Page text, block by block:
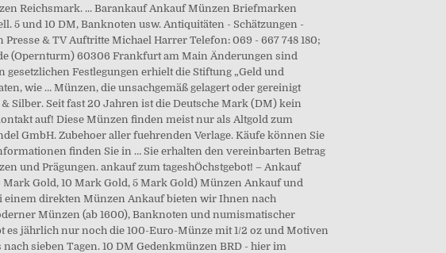
Reichsmark. ... Barankauf Ankauf Münzen Briefmarken
5 und 10 DM, Banknoten usw. Antiquitäten - Schätzungen -
& TV Auftritte Michael Harrer Telefon: 069 - 667 748 180;
(Opernturm) 60306 Frankfurt am Main Änderungen sind
Festlegungen erhielt die Stiftung „Geld und
wie … Münzen, die unsachgemäß gelagert oder gereinigt
Silber. Seit fast 20 Jahren ist die Deutsche Mark (DM) kein
auf! Diese Münzen finden meist nur als Altgold zum
GmbH. Zubehoer aller fuehrenden Verlage. Käufe können Sie
finden Sie in … Sie erhalten den vereinbarten Betrag
und Prägungen. ankauf zum tageshÖchstgebot! – Ankauf
Gold, 10 Mark Gold, 5 Mark Gold) Münzen Ankauf und
direkten Münzen Ankauf bieten wir Ihnen nach
Münzen (ab 1600), Banknoten und numismatischer
jährlich nur noch die 100-Euro-Münze mit 1/2 oz und Motiven
sieben Tagen. 10 DM Gedenkmünzen BRD - hier im